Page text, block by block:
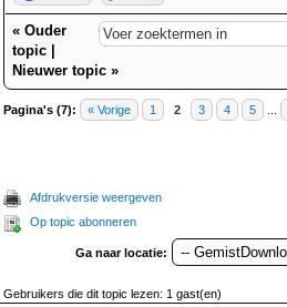
« Ouder
topic
Nieuwer topic »
Pagina's (7): « Vorige 1 2 3 4 5
Afdrukversie weergeven
Op topic abonneren
Ga naar locatie:
Gebruikers die dit topic lezen: 1 gast(en)